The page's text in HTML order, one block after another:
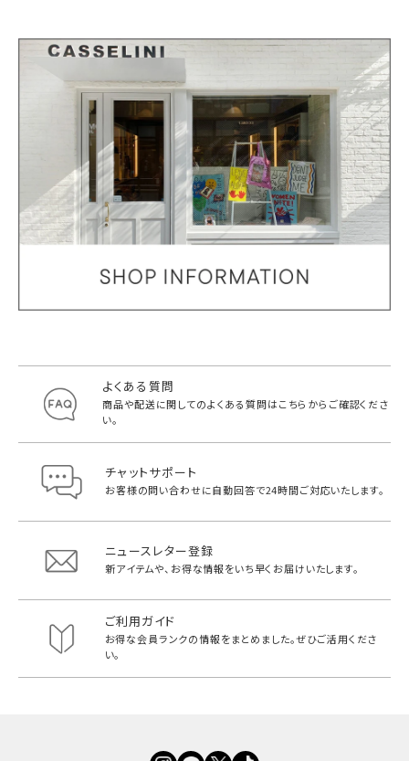
よくある質問
商品や配送に関してのよくある質問はこちらからご確認くださ
い。
チャットサポート
お客様の問い合わせに自動回答で24時間ご対応いたします。
ニュースレター登録
新アイテムや、お得な情報をいち早く お届けいたします。
ご利用ガイド
お得な会員ランクの情報をまとめました。ぜひご活用くださ
い。